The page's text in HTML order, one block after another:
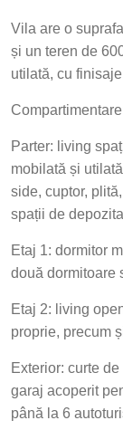
Vila are o
și un teren de
utilată, cu
Parter: living
mobilată și
side, cuptor,
spații de
Etaj 1: dormitor
două dormitoare
Etaj 2: living
proprie, precum
Exterior: curte
garaj acoperit
până la 6